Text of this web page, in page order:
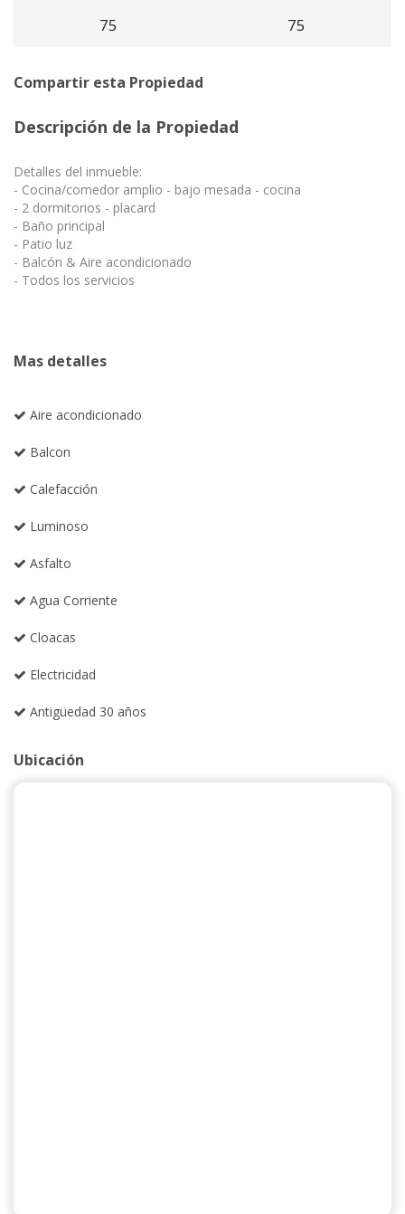
75 75
Compartir esta Propiedad
Descripción de la Propiedad
Detalles del inmueble:
- Cocina/comedor amplio - bajo mesada - cocina
- 2 dormitorios - placard
- Baño principal
- Patio luz
- Balcón & Aire acondicionado
- Todos los servicios
Mas detalles
Aire acondicionado
Balcon
Calefacción
Luminoso
Asfalto
Agua Corriente
Cloacas
Electricidad
Antigüedad 30 años
Ubicación